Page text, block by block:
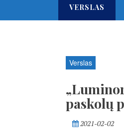
VERSLAS
Verslas
paskolų
2021-02-02